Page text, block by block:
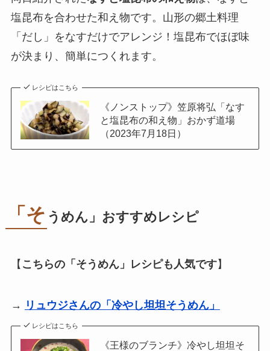
塩昆布を合わせた和え物です。山形の郷土料理
「だし」をなすだけでアレンジ！塩昆布でほぼ味
が決まり、簡単につくれます。
レシピはこちら
《ノンストップ》笠原将弘「なす
と塩昆布の和え物」おかず道場
（2023年7月18日）
「そ うめん」おすすめレシピ
【 こちらの「そうめん」レシピも人気です】
→ リュウジさんの「冷やし坦坦そうめん」
レシピはこちら
《王様のブランチ》冷やし坦坦そ